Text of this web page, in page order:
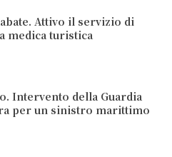
Attivo il servizio di
medica turistica
Intervento della Guardia
per un sinistro marittimo